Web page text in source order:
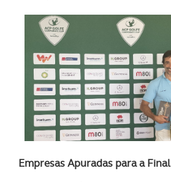
Empresas Apuradas para a Final